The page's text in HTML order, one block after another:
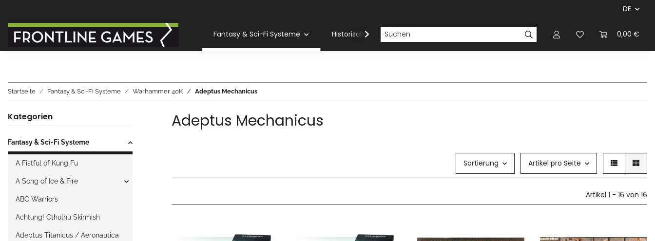
DE
0,00 €
Fantasy & Sci-Fi Systeme Historische Systeme Regelbücher Magazinen &
Startseite Fantasy & Sci-Fi Systeme Warhammer 40K Adeptus Mechanicus
Adeptus Mechanicus
Sortierung Artikel pro Seite
Artikel 1 - 16 von 16
Kategorien
Fantasy & Sci-Fi Systeme
A Fistful of Kung Fu
A Song of Ice & Fire
ABC Warriors
Achtung! Cthulhu Skirmish
Adeptus Titanicus / Aeronautica